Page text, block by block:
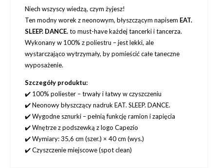
Niech wszyscy wiedzą, czym żyjesz!
Ten modny worek z neonowym, błyszczącym napisem EAT.
SLEEP. DANCE.to must-have każdej tancerki i tancerza.
Wykonany w 100% z poliestru – jest lekki, ale
wystarczająco wytrzymały, by pomieścić całe taneczne
wyposażenie.
Szczegóły produktu:
✔️ 100% poliester – trwały i łatwy w czyszczeniu
✔️ Neonowy błyszczący nadruk EAT. SLEEP. DANCE.
✔️ Wygodne sznurki – pełnią funkcję ramion i zapięcia
✔️ Wnętrze z podszewką z logo Capezio
✔️ Wymiary: 35,6 cm (szer.) × 40 cm (wys.)
✔️ Czyszczenie miejscowe (spot clean)